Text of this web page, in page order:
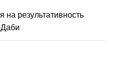
на результативность